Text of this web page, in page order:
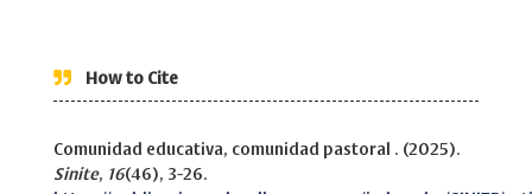
How to Cite
Comunidad educativa, comunidad pastoral . (2025).
Sinite, 16(46), 3-26.